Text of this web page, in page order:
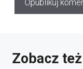
Zobacz też